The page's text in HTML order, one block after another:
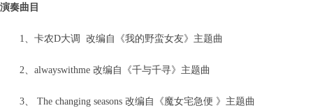
演奏曲目
1、卡农D大调 改编自《我的野蛮女友》主题曲
2、alwayswithme 改编自《千与千寻》主题曲
3、 The changing seasons 改编自《魔女宅急便 》主题曲